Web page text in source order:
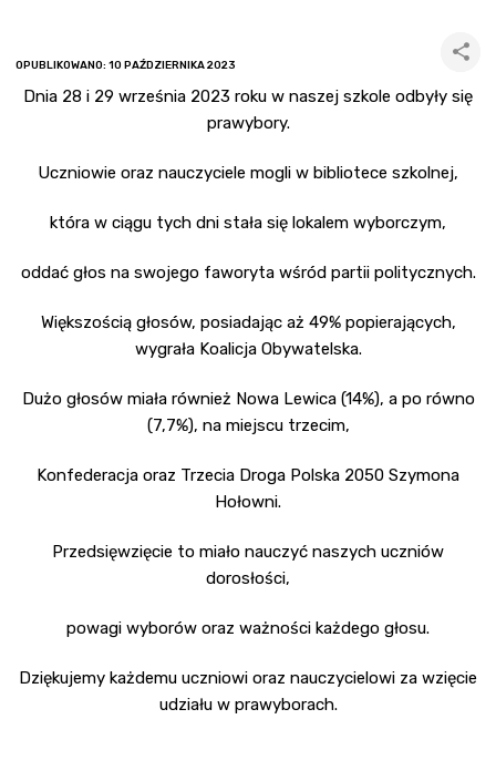
OPUBLIKOWANO: 10 PAŹDZIERNIKA 2023
Dnia 28 i 29 września 2023 roku w naszej szkole odbyły się
prawybory.
Uczniowie oraz nauczyciele mogli w bibliotece szkolnej,
która w ciągu tych dni stała się lokalem wyborczym,
oddać głos na swojego faworyta wśród partii politycznych.
Większością głosów, posiadając aż 49% popierających,
wygrała Koalicja Obywatelska.
Dużo głosów miała również Nowa Lewica (14%), a po równo
(7,7%), na miejscu trzecim,
Konfederacja oraz Trzecia Droga Polska 2050 Szymona
Hołowni.
Przedsięwzięcie to miało nauczyć naszych uczniów
dorosłości,
powagi wyborów oraz ważności każdego głosu.
Dziękujemy każdemu uczniowi oraz nauczycielowi za wzięcie
udziału w prawyborach.